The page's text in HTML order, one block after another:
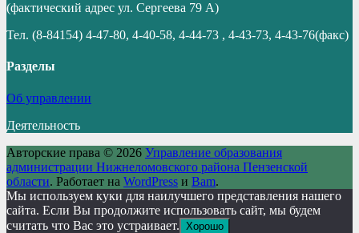
(фактический адрес ул. Сергеева 79 А)
Тел. (8-84154) 4-47-80, 4-40-58, 4-44-73 , 4-43-73, 4-43-76(факс)
Разделы
Об управлении
Деятельность
Авторские права © 2026 Управление образования
администрации Нижнеломовского района Пензенской
области. Работает на WordPress и Bam.
Мы используем куки для наилучшего представления нашего
сайта. Если Вы продолжите использовать сайт, мы будем
считать что Вас это устраивает. Хорошо